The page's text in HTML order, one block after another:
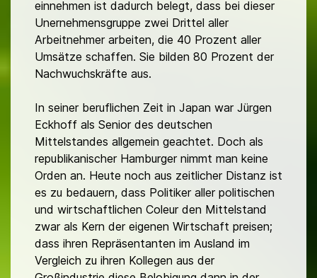
einnehmen ist dadurch belegt, dass bei dieser
Unernehmensgruppe zwei Drittel aller
Arbeitnehmer arbeiten, die 40 Prozent aller
Umsätze schaffen. Sie bilden 80 Prozent der
Nachwuchskräfte aus.
In seiner beruflichen Zeit in Japan war Jürgen
Eckhoff als Senior des deutschen
Mittelstandes allgemein geachtet. Doch als
republikanischer Hamburger nimmt man keine
Orden an. Heute noch aus zeitlicher Distanz ist
es zu bedauern, dass Politiker aller politischen
und wirtschaftlichen Coleur den Mittelstand
zwar als Kern der eigenen Wirtschaft preisen;
dass ihren Repräsentanten im Ausland im
Vergleich zu ihren Kollegen aus der